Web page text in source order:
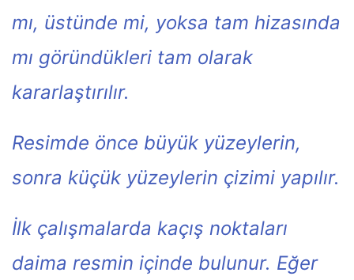
mı, üstünde mi, yoksa tam hizasında
mı göründükleri tam olarak
kararlaştırılır.
Resimde önce büyük yüzeylerin,
sonra küçük yüzeylerin çizimi yapılır.
İlk çalışmalarda kaçış noktaları
daima resmin içinde bulunur. Eğer